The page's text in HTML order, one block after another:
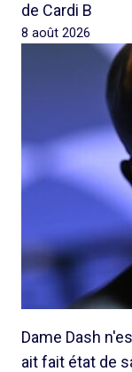
de Cardi B
8 août 2026
Dame Dash
ait fait état de